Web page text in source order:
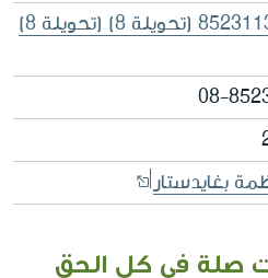
08-
بغايدستار
صلة في كل الحق